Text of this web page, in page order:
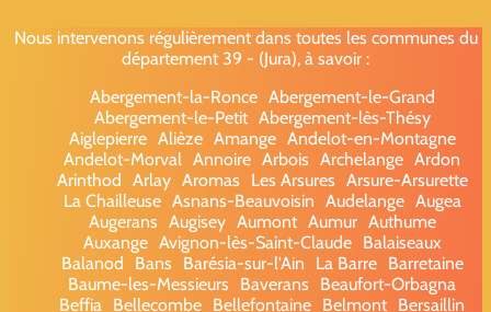
Nous intervenons régulièrement dans toutes les communes du
département 39 - (Jura), à savoir :
Abergement-la-Ronce Abergement-le-Grand
Abergement-le-Petit Abergement-lès-Thésy
Aiglepierre Alièze Amange Andelot-en-Montagne
Andelot-Morval Annoire Arbois Archelange Ardon
Arinthod Arlay Aromas Les Arsures Arsure-Arsurette
La Chailleuse Asnans-Beauvoisin Audelange Augea
Augerans Augisey Aumont Aumur Authume
Auxange Avignon-lès-Saint-Claude
Balaiseaux
Balanod
Bans Barésia-sur-l'Ain La Barre
Barretaine
Baume-les-Messieurs
Baverans
Beaufort-Orbagna
Beffia
Bellecombe Bellefontaine Belmont Bersaillin